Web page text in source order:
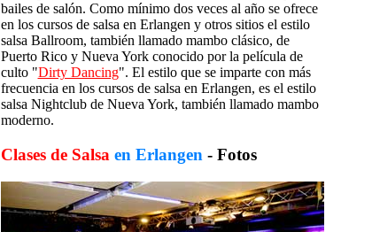
bailes de salón. Como mínimo dos veces al año se ofrece
en los cursos de salsa en Erlangen y otros sitios el estilo
salsa Ballroom, también llamado mambo clásico, de
Puerto Rico y Nueva York conocido por la película de
culto "Dirty Dancing". El estilo que se imparte con más
frecuencia en los cursos de salsa en Erlangen, es el estilo
salsa Nightclub de Nueva York, también llamado mambo
moderno.
Clases de Salsa en Erlangen - Fotos